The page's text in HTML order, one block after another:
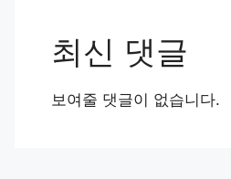
최신 댓글
보여줄 댓글이 없습니다.